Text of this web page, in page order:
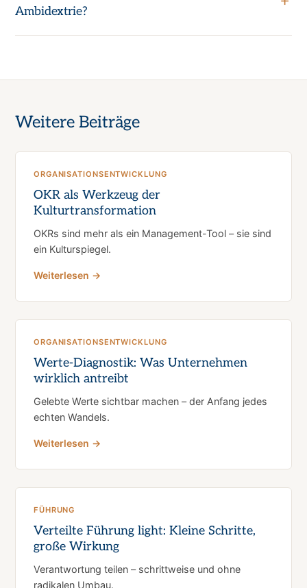
Ambidextrie?
Weitere Beiträge
ORGANISATIONSENTWICKLUNG
OKR als Werkzeug der
Kulturtransformation
OKRs sind mehr als ein Management-Tool – sie sind
ein Kulturspiegel.
Weiterlesen →
ORGANISATIONSENTWICKLUNG
Werte-Diagnostik: Was Unternehmen
wirklich antreibt
Gelebte Werte sichtbar machen – der Anfang jedes
echten Wandels.
Weiterlesen →
FÜHRUNG
Verteilte Führung light: Kleine Schritte,
große Wirkung
Verantwortung teilen – schrittweise und ohne
radikalen Umbau.